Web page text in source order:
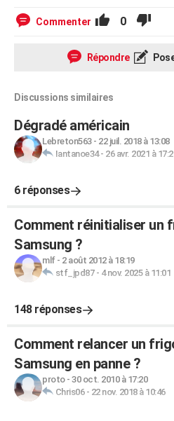
AVIS DE DÉCÈS
Commenter 0
Répondre
Discussions similaires
Dégradé américain
Lebreton563- 22 juil. 2018 à 13:08
Iantanoe34- 26 avr. 2021 à
6 réponses
Comment réinitialiser un
Samsung ?
mlf- 2 août 2012 à 18:19
stf_jpd87- 4 nov. 2025 à 11:01
148 réponses
Comment relancer un
Samsung en panne ?
proto- 30 oct. 2010 à 17:20
Chris06- 22 nov. 2018 à 10:46